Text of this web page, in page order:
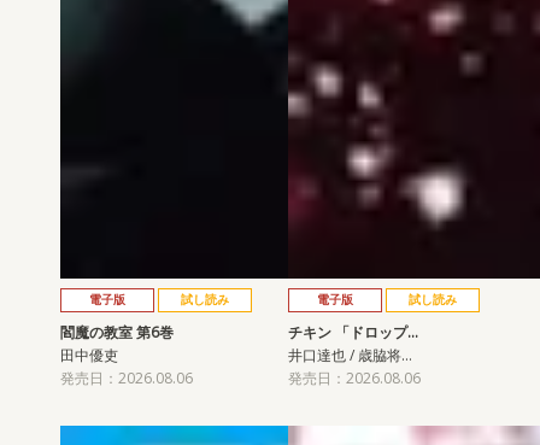
電子版 試し読み
閻魔の教室 第6巻
田中優吏
発売日：2026.08.06
電子版 試し読み
チキン 「ドロップ…
井口達也 / 歳脇将…
発売日：2026.08.06